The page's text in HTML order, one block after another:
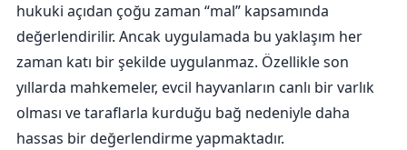
hukuki açıdan çoğu zaman “mal” kapsamında
değerlendirilir. Ancak uygulamada bu yaklaşım her
zaman katı bir şekilde uygulanmaz. Özellikle son
yıllarda mahkemeler, evcil hayvanların canlı bir varlık
olması ve taraflarla kurduğu bağ nedeniyle daha
hassas bir değerlendirme yapmaktadır.